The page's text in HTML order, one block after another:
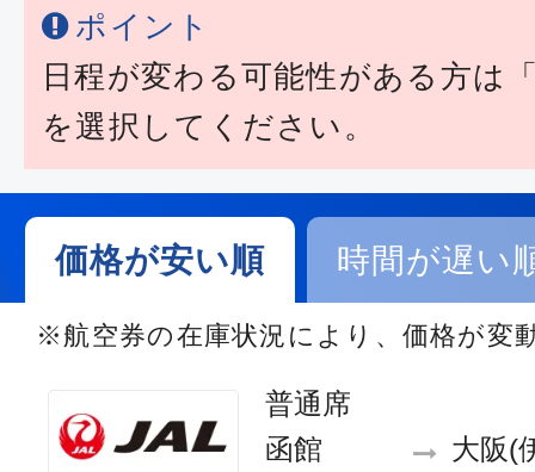
ポイント
日程が変わる可能性がある方は
を選択してください。
価格が安い順 時間が遅い
※航空券の在庫状況により、価格が変
普通席
函館
大阪(